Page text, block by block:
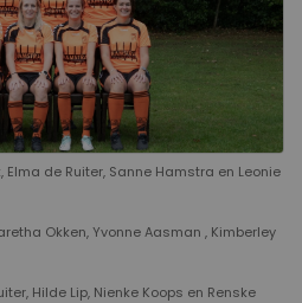
Elma de Ruiter, Sanne Hamstra en Leonie
Okken, Yvonne Aasman , Kimberley
Hilde Lip, Nienke Koops en Renske